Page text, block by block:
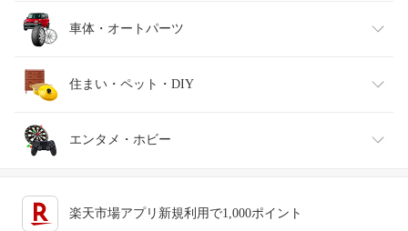
靴
腕時計
ジュエリー・アクセサリー
日本酒・焼酎
TV・オーディオ・カメラ
スマートフォン・タブレット
パソコン・周辺機器
スポーツ・アウトドア
ゴルフ
車体・オートパーツ
車用品・バイク用品
車・バイク
住まい・ペット・DIY
インテリア・寝具・収納
エンタメ・ホビー
楽天市場アプリ新規利用で1,000ポイント